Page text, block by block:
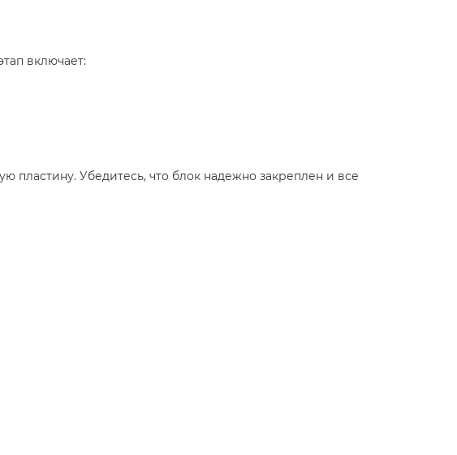
включает:
пластину. Убедитесь, что блок надежно закреплен и все